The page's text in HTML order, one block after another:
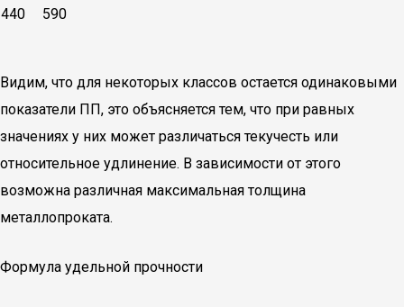
440
590
Видим, что для некоторых классов остается одинаковыми
показатели ПП, это объясняется тем, что при равных
значениях у них может различаться текучесть или
относительное удлинение. В зависимости от этого
возможна различная максимальная толщина
металлопроката.
Формула удельной прочности